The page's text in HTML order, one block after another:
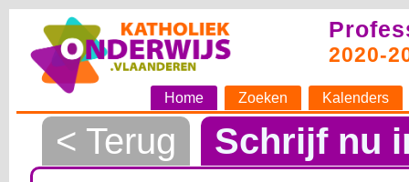
2020-
Home Zoeken Kalenders
< Terug Schrijf nu